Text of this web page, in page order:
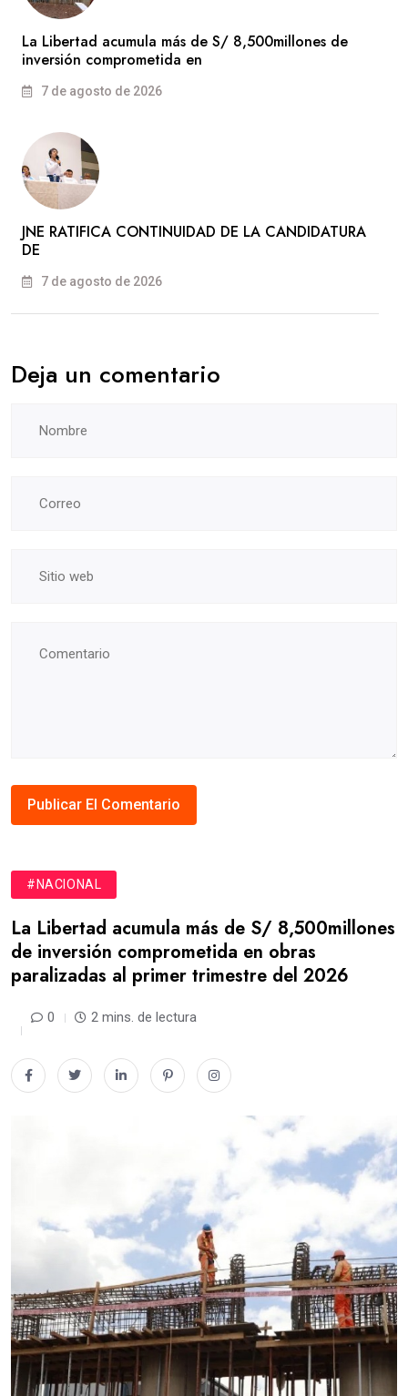
La Libertad acumula más de S/ 8,500millones de
inversión comprometida en
7 de agosto de 2026
JNE RATIFICA CONTINUIDAD DE LA CANDIDATURA
DE
7 de agosto de 2026
Deja un comentario
#NACIONAL
La Libertad acumula más de S/ 8,500millones
de inversión comprometida en obras
paralizadas al primer trimestre del 2026
0 2 mins. de lectura